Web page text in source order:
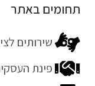
תחומים באתר
שירותים
פינת